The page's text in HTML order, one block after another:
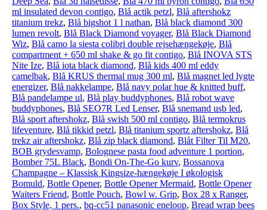
ml insulated devon contigo, Blå actik petzl, Blå aftershokz
titanium trekz, Blå bigshot 1 l nathan, Blå black diamond 300
lumen revolt, Blå Black Diamond voyager, Blå Black Diamond
Wiz, Blå camo la siesta colibri double rejsehængekøje, Blå
compartment + 650 ml shake & go fit contigo, Blå INOVA STS
Nite Ize, Blå iota black diamond, Blå kids 400 ml eddy
camelbak, Blå KRUS thermal mug 300 ml, Blå magnet led lygte
energizer, Blå nakkelampe, Blå navy polar hue & knitted buff,
Blå pandelampe ul, Blå play buddyphones, Blå robot wave
buddyphones, Blå SEO7R Led Lenser, Blå snemand usb led,
Blå sport aftershokz, Blå swish 500 ml contigo, Blå termokrus
lifeventure, Blå tikkid petzl, Blå titanium sportz aftershokz, Blå
trekz air aftershokz, Blå zip black diamond, Blåt Filter Til M20,
BOB grydesvamp, Bolognese pasta food adventure 1 portion,
Bomber 75L Black, Bondi On-The-Go kurv, Bossanova
Champagne – Klassisk Kingsize-hængekøje I økologisk
Bomuld, Bottle Opener, Bottle Opener Mermaid, Bottle Opener
Waiters Friend, Bottle Pouch, Bowl w. Grip, Box 28 x Ranger,
Box Style, 1 pers., bq-cc51 panasonic eneloop, Bread wrap bees